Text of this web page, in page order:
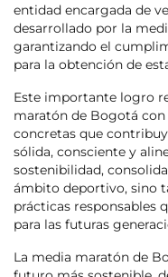
entidad encargada de
desarrollado por la
garantizando el
para la obtención de
Este importante logro
maratón de Bogotá
concretas que
sólida, consciente y
sostenibilidad,
ámbito deportivo, sino
prácticas responsables
para las futuras
La media maratón de